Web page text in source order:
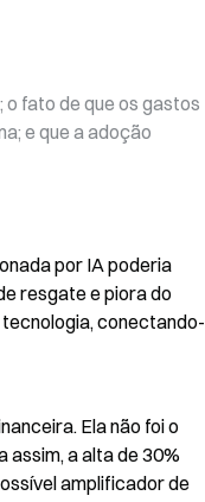
fato de que os gastos
e que a adoção
por IA poderia
resgate e piora do
conectando-
Ela não foi o
a alta de 30%
amplificador de